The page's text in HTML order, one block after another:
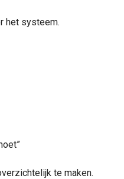
het systeem.
te maken.